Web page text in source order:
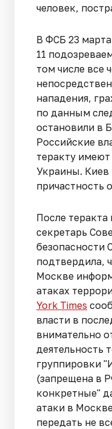
человек,
В ФСБ 23 марта
11
том числе все
нападения,
по данным
остановили в
Российские
теракту
Украины.
причастность
После теракта
секретарь
безопасности
подтвердила,
Москве
атаках
York Times
власти в
внимательно
деятельность
группировки
(запрещена в
конкретные"
атаки в
передать не